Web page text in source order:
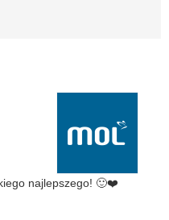
najlepszego! 🙂❤️